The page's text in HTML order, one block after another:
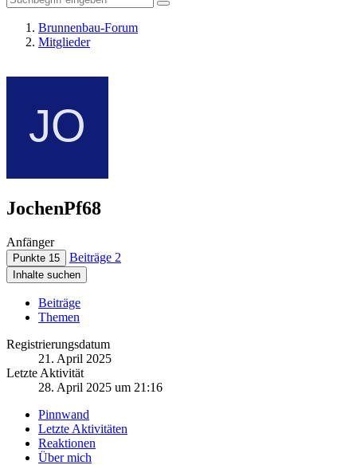
Brunnenbau-Forum
Mitglieder
JochenPf68
Anfänger
Punkte 15 Beiträge 2
Inhalte suchen
Beiträge
Themen
Registrierungsdatum
21. April 2025
Letzte Aktivität
28. April 2025 um 21:16
Pinnwand
Letzte Aktivitäten
Reaktionen
Über mich